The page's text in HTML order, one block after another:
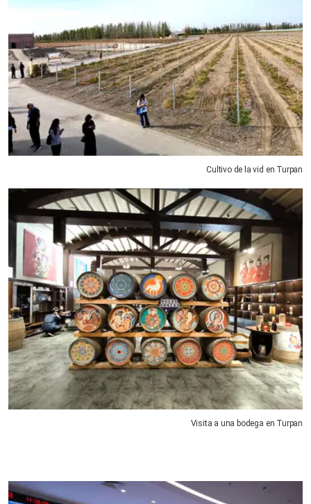
Cultivo de la vid en Turpan
Visita a una bodega en Turpan